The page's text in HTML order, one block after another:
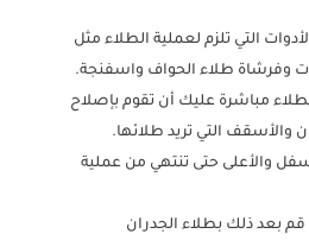
التي تلزم لعملية الطلاء مثل
وفرشاة طلاء الحواف واسفنجة.
مباشرة عليك أن تقوم بإصلاح
والأسقف التي تريد طلائها.
والأعلى حتى تنتهي من عملية
قم بعد ذلك بطلاء الجدران